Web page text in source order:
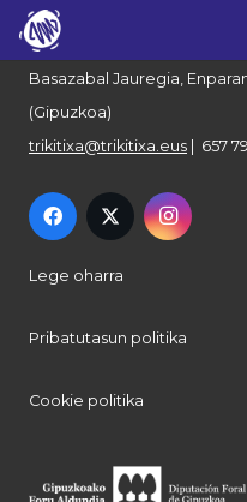
Euskal Herriko Trikitixa
Basazabal Jauregia,
(Gipuzkoa)
trikitixa@trikitixa.eus | 657
Lege oharra
Pribatutasun politika
Cookie politika